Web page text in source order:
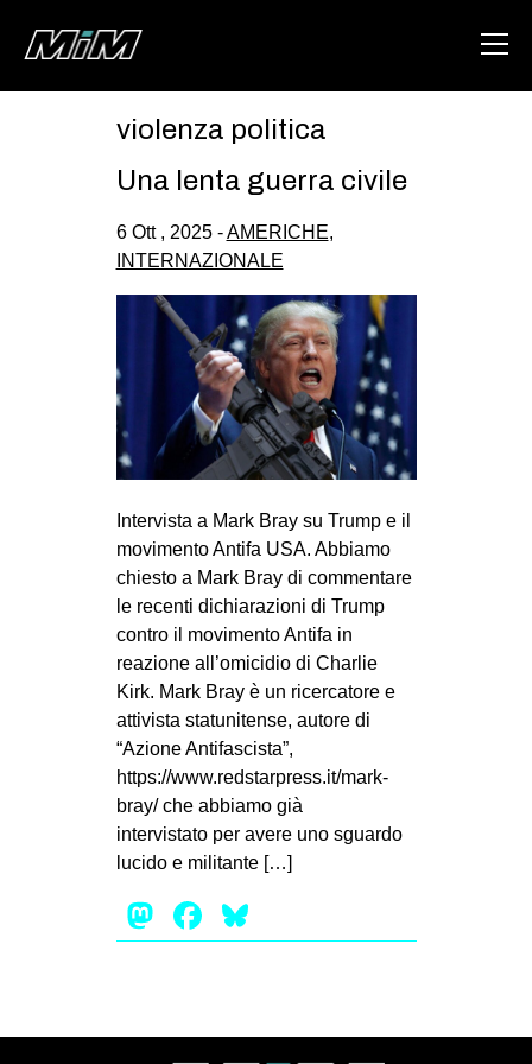
ABOUT
AREA
DEGENERAZIONE
GAZA FREESTYLE
CSOA LAMBRETTA
MSM
STUDENTI TSUNAMI
MILANO
MOBILITAZIONI
SPAZI
SPORT POPOLARE
MOVIMENTI
AMBIENTE
ANTIFASCISMO
DIRITTO ALL’ABITARE
GENERI
MIGRAZIONI
STUDENTI
violenza politica
Una lenta guerra civile
6 Ott , 2025 -AMERICHE,
INTERNAZIONALE
Intervista a Mark Bray su Trump e il
movimento Antifa USA. Abbiamo
chiesto a Mark Bray di commentare
le recenti dichiarazioni di Trump
contro il movimento Antifa in
reazione all’omicidio di Charlie
Kirk. Mark Bray è un ricercatore e
attivista statunitense, autore di
“Azione Antifascista”,
https://www.redstarpress.it/mark-
bray/ che abbiamo già
intervistato per avere uno sguardo
lucido e militante […]
Mastodon
Facebook